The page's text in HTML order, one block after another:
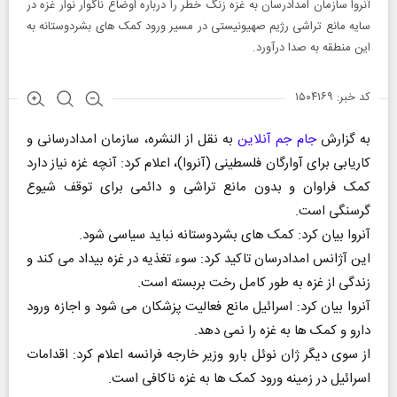
آنروا سازمان امدادرسان به غزه زنگ خطر را درباره اوضاع ناگوار نوار غزه در
سایه مانع تراشی رژیم صهیونیستی در مسیر ورود کمک های بشردوستانه به
این منطقه به صدا درآورد.
کد خبر: ۱۵۰۴۱۶۹
به گزارشجام جم آنلاینبه نقل از النشره، سازمان امدادرسانی و
کاریابی برای آوارگان فلسطینی (آنروا)، اعلام کرد: آنچه غزه نیاز دارد
کمک فراوان و بدون مانع تراشی و دائمی برای توقف شیوع
گرسنگی است.
آنروا بیان کرد: کمک های بشردوستانه نباید سیاسی شود.
این آژانس امدادرسان تاکید کرد: سوء تغذیه در غزه بیداد می کند و
زندگی از غزه به طور کامل رخت بربسته است.
آنروا بیان کرد: اسرائیل مانع فعالیت پزشکان می شود و اجازه ورود
دارو و کمک ها به غزه را نمی دهد.
از سوی دیگر ژان نوئل بارو وزیر خارجه فرانسه اعلام کرد: اقدامات
اسرائیل در زمینه ورود کمک ها به غزه ناکافی است.